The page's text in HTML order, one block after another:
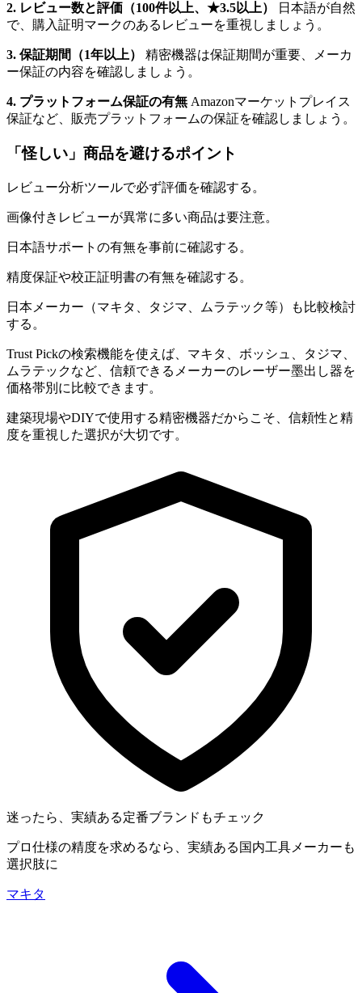
2. レビュー数と評価（100件以上、★3.5以上）
日本語が自然
で、購入証明マークのあるレビューを重視しましょう。
3. 保証期間（1年以上）
精密機器は保証期間が重要、メーカ
ー保証の内容を確認しましょう。
4. プラットフォーム保証の有無 Amazonマーケットプレイス
保証など、販売プラットフォームの保証を確認しましょう。
「怪しい」商品を避けるポイント
レビュー分析ツールで必ず評価を確認する。
画像付きレビューが異常に多い商品は要注意。
日本語サポートの有無を事前に確認する。
精度保証や校正証明書の有無を確認する。
日本メーカー（マキタ、タジマ、ムラテック等）も比較検討
する。
Trust Pickの検索機能を使えば、マキタ、ボッシュ、タジマ、
ムラテックなど、信頼できるメーカーのレーザー墨出し器を
価格帯別に比較できます。
建築現場やDIYで使用する精密機器だからこそ、信頼性と精
度を重視した選択が大切です。
迷ったら、実績ある定番ブランドもチェック
プロ仕様の精度を求めるなら、実績ある国内工具メーカーも
選択肢に
マキタ